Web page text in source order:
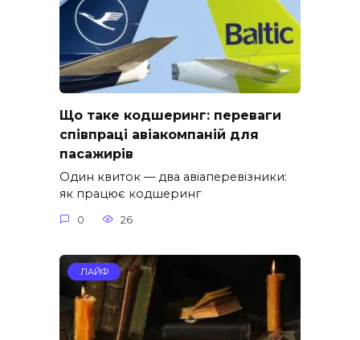
Що таке кодшеринг: переваги
співпраці авіакомпаній для
пасажирів
Один квиток — два авіаперевізники:
як працює кодшеринг
0 26
ЛАЙФ